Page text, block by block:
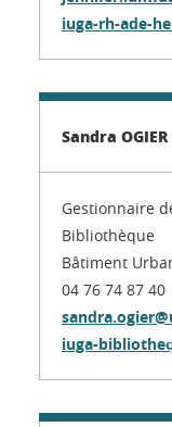
iuga-rh-ade-
Sandra OGIER
Gestionnaire
Bibliothèque
Bâtiment
04 76 74 87 40
iuga-